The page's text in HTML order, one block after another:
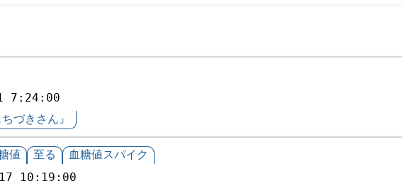
7:24:00
づきさん』
値 至る 血糖値スパイク
10:19:00